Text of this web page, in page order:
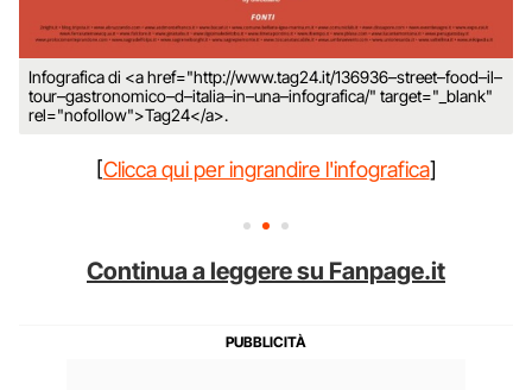
Infografica di <a href="http://www.tag24.it/136936–street–food–il–
tour–gastronomico–d–italia–in–una–infografica/" target="_blank"
rel="nofollow">Tag24</a>.
[Clicca qui per ingrandire l'infografica]
Continua a leggere su Fanpage.it